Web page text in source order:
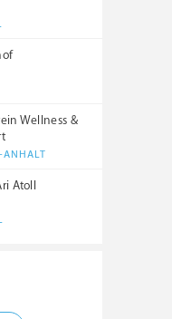
Wellness &
ANHALT
Atoll